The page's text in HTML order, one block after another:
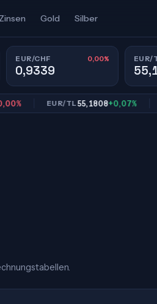
Zinsen Gold Silber
EUR/CHF 0,00%
0,9339
EUR/
EUR/TL55,1808+0,07%